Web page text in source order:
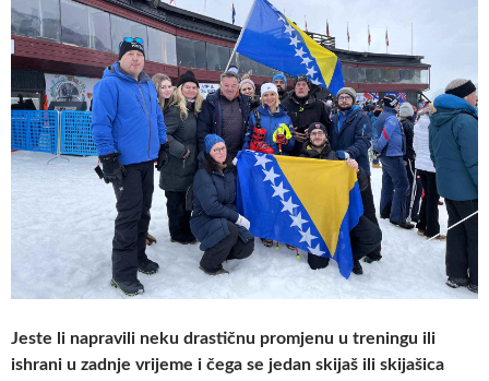
Jeste li napravili neku drastičnu promjenu u treningu ili
ishrani u zadnje vrijeme i čega se jedan skijaš ili skijašica